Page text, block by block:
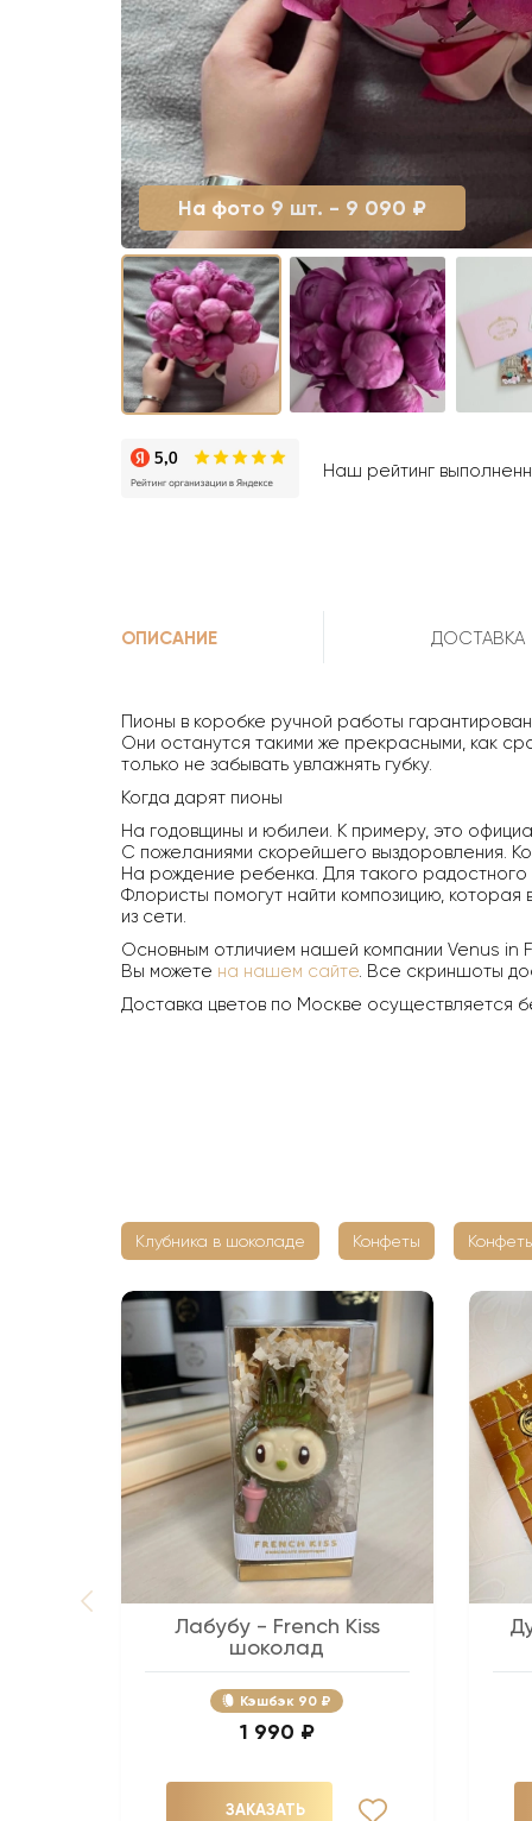
На фото 9 шт. - 9 090 ₽
Наш рейтинг
ОПИСАНИЕ ДОСТАВКА
Пионы в коробке ручной работы
Они останутся такими же прекрасными, как
только не забывать увлажнять губку.
Когда дарят пионы
На годовщины и юбилеи. К примеру, это
С пожеланиями скорейшего выздоровления.
На рождение ребенка. Для такого
Флористы помогут найти композицию,
из сети.
Основным отличием нашей компании Venus in
Вы можете на нашем сайте. Все скриншоты
Доставка цветов по Москве осуществляется
Клубника в шоколаде Конфеты
Лабубу - French Kiss
шоколад
Кэшбэк 90 ₽
1 990 ₽
ЗАКАЗАТЬ